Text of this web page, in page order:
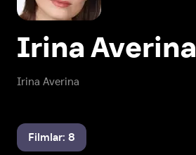
Irina Averina
Irina Averina
Filmlar: 8